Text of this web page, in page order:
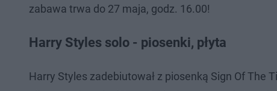
zabawa trwa do 27 maja, godz. 16.00!
Harry Styles solo - piosenki, płyta
Harry Styles zadebiutował z piosenką Sign Of The